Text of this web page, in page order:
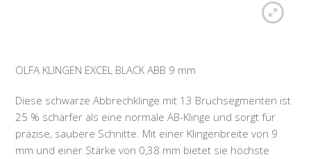
OLFA KLINGEN EXCEL BLACK ABB 9 mm
Diese schwarze Abbrechklinge mit 13 Bruchsegmenten ist
25 % schärfer als eine normale AB-Klinge und sorgt für
präzise, saubere Schnitte. Mit einer Klingenbreite von 9
mm und einer Stärke von 0,38 mm bietet sie höchste